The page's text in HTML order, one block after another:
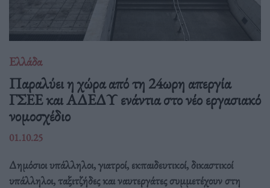
Ελλάδα
Παραλύει η χώρα από τη 24ωρη απεργία
ΓΣΕΕ και ΑΔΕΔΥ ενάντια στο νέο εργασιακό
νομοσχέδιο
01.10.25
Δημόσιοι υπάλληλοι, γιατροί, εκπαιδευτικοί, δικαστικοί
υπάλληλοι, ταξιτζήδες και ναυτεργάτες συμμετέχουν στη